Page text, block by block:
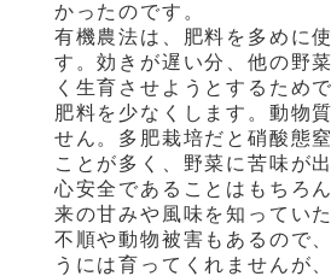
かったのです。
有機農法は、肥料を多めに
す。効きが遅い分、他の野
く生育させようとするため
肥料を少なくします。動物
せん。多肥栽培だと硝酸態
ことが多く、野菜に苦味が
心安全であることはもちろ
来の甘みや風味を知ってい
不順や動物被害もあるので
うには育ってくれませんが